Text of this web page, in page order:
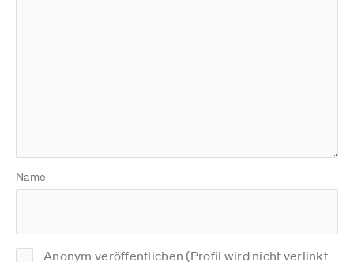
Name
Anonym veröffentlichen (Profil wird nicht verlinkt